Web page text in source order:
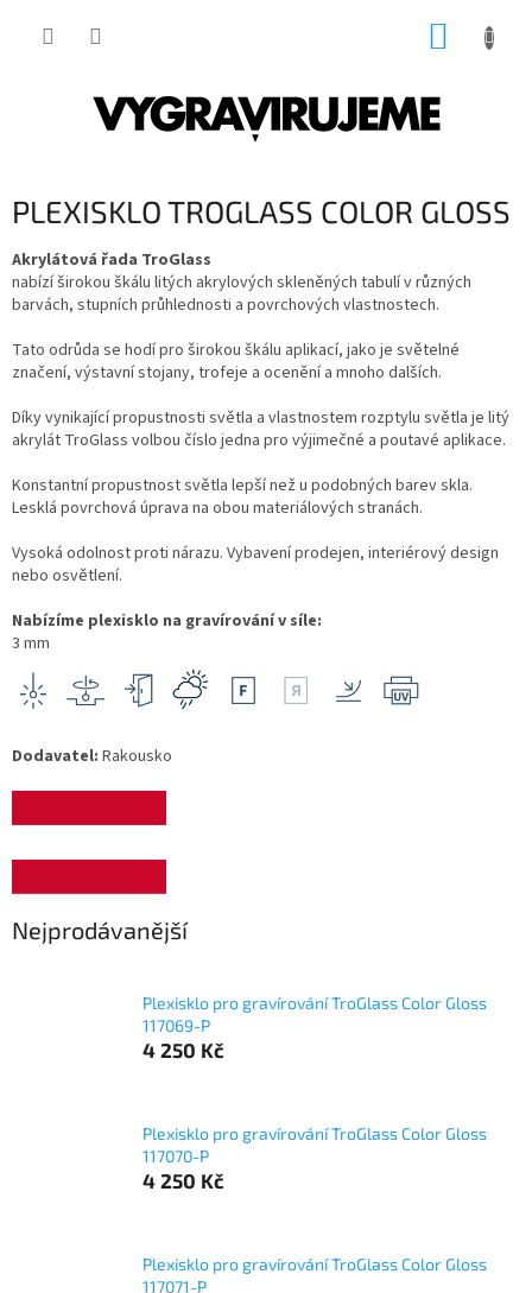
PLEXISKLO TROGLASS COLOR GLOSS
Akrylátová řada TroGlass
nabízí širokou škálu litých akrylových skleněných tabulí v různých
barvách, stupních průhlednosti a povrchových vlastnostech.
Tato odrůda se hodí pro širokou škálu aplikací, jako je světelné
značení, výstavní stojany, trofeje a ocenění a mnoho dalších.
Díky vynikající propustnosti světla a vlastnostem rozptylu světla je litý
akrylát TroGlass volbou číslo jedna pro výjimečné a poutavé aplikace.
Konstantní propustnost světla lepší než u podobných barev skla.
Lesklá povrchová úprava na obou materiálových stranách.
Vysoká odolnost proti nárazu. Vybavení prodejen, interiérový design
nebo osvětlení.
Nabízíme plexisklo na gravírování v síle:
3 mm
Dodavatel: Rakousko
Nejprodávanější
Plexisklo pro gravírování TroGlass Color Gloss
117069-P
4 250 Kč
Plexisklo pro gravírování TroGlass Color Gloss
117070-P
4 250 Kč
Plexisklo pro gravírování TroGlass Color Gloss
117071-P